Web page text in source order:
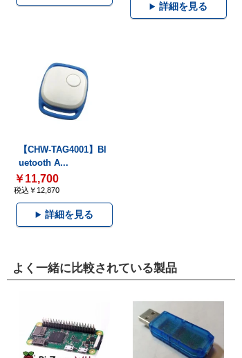
詳細を見る
【CHW-TAG4001】Bl
uetooth A...
￥11,700
税込￥12,870
詳細を見る
よく一緒に比較されている製品